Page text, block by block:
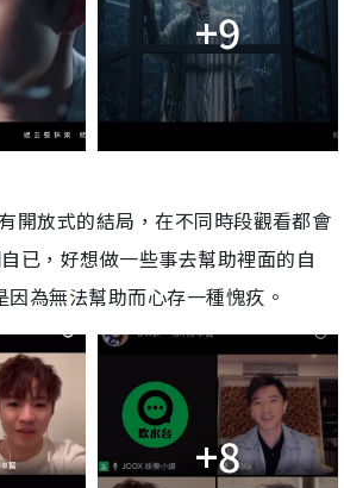
+9
開放式的結局，在不同時段觀看都會
已，好想做一些事去幫助裡面的自
為無法幫助而心存一種愧疚。
+8